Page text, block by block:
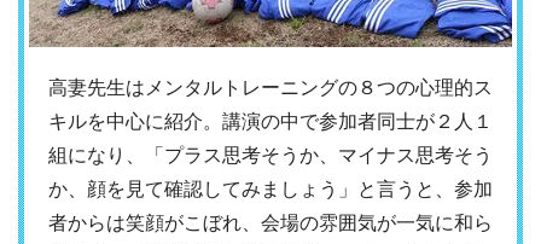
高妻先生はメンタルトレーニングの８つの心理的ス
キルを中心に紹介。講演の中で参加者同士が２人１
組になり、「プラス思考そうか、マイナス思考そう
か、顔を見て確認してみましょう」と言うと、参加
者からは笑顔がこぼれ、会場の雰囲気が一気に和ら